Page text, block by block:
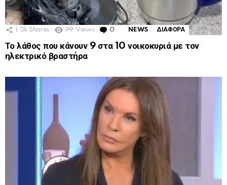
1.5k Shares 99 Views 0 Comments
NEWS ΔΙΑΦΟΡΑ
Το λάθος που κάνουν 9 στα 10 νοικοκυριά με τον
ηλεκτρικό βραστήρα